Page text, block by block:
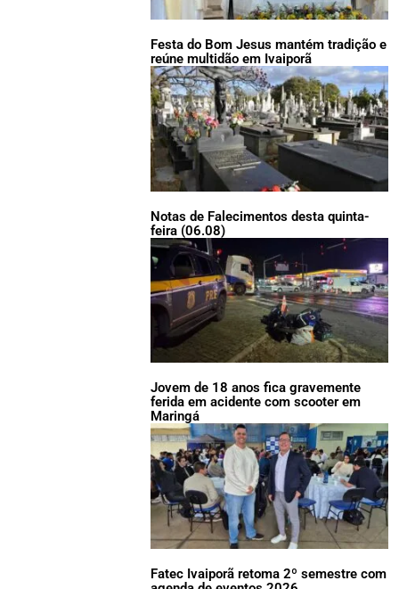
Festa do Bom Jesus mantém tradição e
reúne multidão em Ivaiporã
Notas de Falecimentos desta quinta-
feira (06.08)
Jovem de 18 anos fica gravemente
ferida em acidente com scooter em
Maringá
Fatec Ivaiporã retoma 2º semestre com